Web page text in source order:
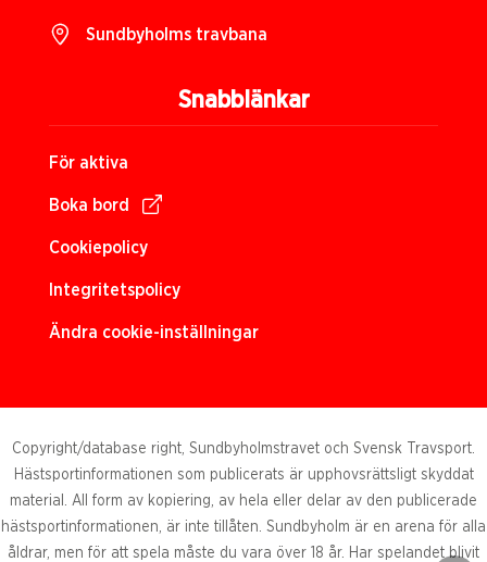
Snabblänkar
För aktiva
Boka bord
Cookiepolicy
Integritetspolicy
Ändra cookie-inställningar
Sundbyholms travbana
Copyright/database right, Sundbyholmstravet och Svensk Travsport.
Hästsportinformationen som publicerats är upphovsrättsligt skyddat
material. All form av kopiering, av hela eller delar av den publicerade
hästsportinformationen, är inte tillåten. Sundbyholm är en arena för alla
åldrar, men för att spela måste du vara över 18 år. Har spelandet blivit